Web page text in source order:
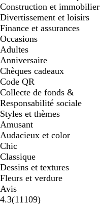
Construction et immobilier
Divertissement et loisirs
Finance et assurances
Occasions
Adultes
Anniversaire
Chèques cadeaux
Code QR
Collecte de fonds &
Responsabilité sociale
Styles et thèmes
Amusant
Audacieux et color
Chic
Classique
Dessins et textures
Fleurs et verdure
Avis
4.3(1110911109
)